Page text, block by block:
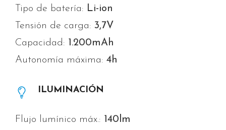
Tipo de batería: Li-ion
Tensión de carga: 3,7V
Capacidad: 1.200mAh
Autonomía máxima: 4h
ILUMINACIÓN
Flujo lumínico máx.: 140lm